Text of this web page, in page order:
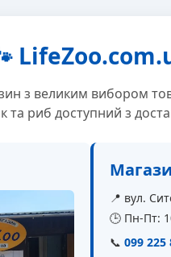
з великим вибором
та риб доступний з
📍 вул.
🕒 Пн-Пт:
📞 099 225